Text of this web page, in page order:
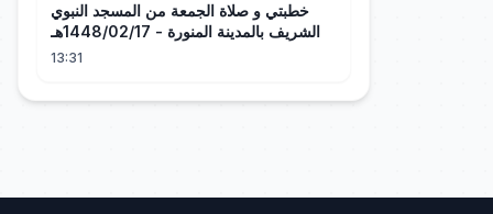
خطبتي و صلاة الجمعة من المسجد النبوي
الشريف بالمدينة المنورة - 1448/02/17هـ
13:31